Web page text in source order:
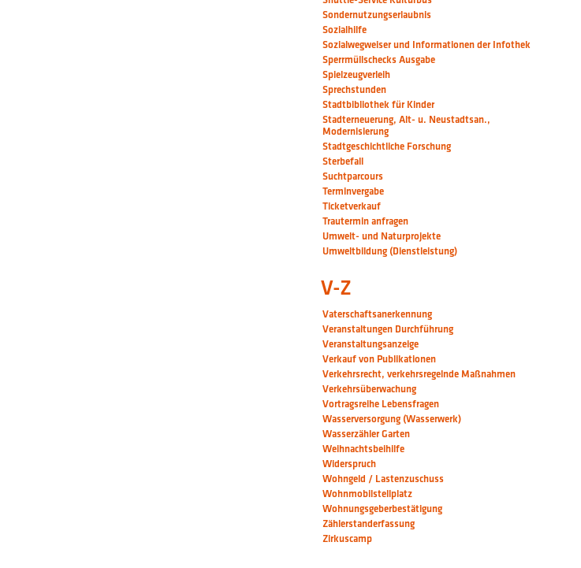
Sondernutzungserlaubnis
Sozialhilfe
Sozialwegweiser und Informationen der Infothek
Sperrmüllschecks Ausgabe
Spielzeugverleih
Sprechstunden
Stadtbibliothek für Kinder
Stadterneuerung, Alt- u. Neustadtsan.,
Modernisierung
Stadtgeschichtliche Forschung
Sterbefall
Suchtparcours
Terminvergabe
Ticketverkauf
Trautermin anfragen
Umwelt- und Naturprojekte
Umweltbildung (Dienstleistung)
V-Z
Vaterschaftsanerkennung
Veranstaltungen Durchführung
Veranstaltungsanzeige
Verkauf von Publikationen
Verkehrsrecht, verkehrsregelnde Maßnahmen
Verkehrsüberwachung
Vortragsreihe Lebensfragen
Wasserversorgung (Wasserwerk)
Wasserzähler Garten
Weihnachtsbeihilfe
Widerspruch
Wohngeld / Lastenzuschuss
Wohnmobilstellplatz
Wohnungsgeberbestätigung
Zählerstanderfassung
Zirkuscamp